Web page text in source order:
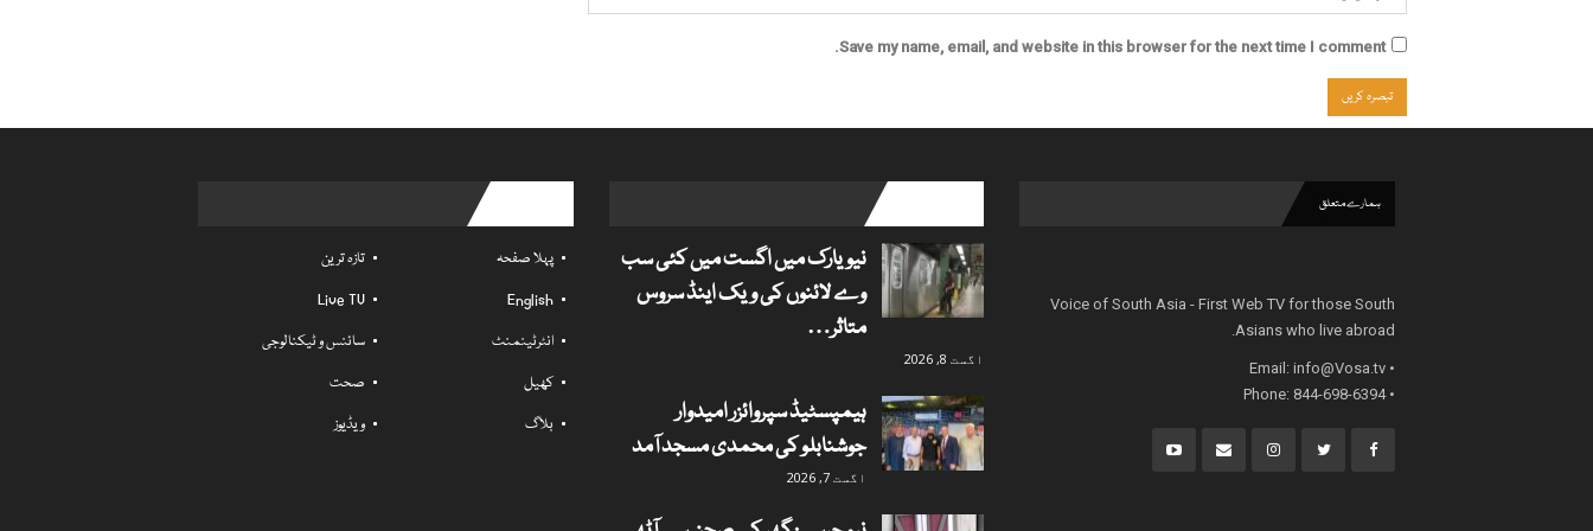
Save my name, email, and website in this browser for the next time I comment.
ہمارے متعلق
Voice of South Asia - First Web TV for those South
Asians who live abroad.
• Email:
info@Vosa.tv
• Phone: 844-698-6394
نیویارک میں اگست میں کئی سب
وے لائنوں کی ویک اینڈ سروس
متاثر…
اگست 8, 2026
ہیمپسٹیڈ سپروائزر امیدوار
جوشنابلو کی محمدی مسجد آمد
اگست 7, 2026
پہلا صفحہ
تازہ ترین
English
Live TV
انٹرٹینمنٹ
سائنس و ٹیکنالوجی
کھیل
صحت
بلاگ
ویڈیوز